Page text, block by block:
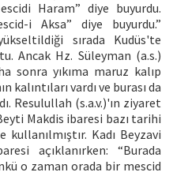
Haram” diye buyurdu.
i Aksa” diye buyurdu.”
sırada Kudüs'te
Ancak Hz. Süleyman (a.s.)
sonra yıkıma maruz kalıp
vardı ve burası da
Resulullah (s.a.v.)'ın ziyaret
Makdis ibaresi bazı tarihi
Kadı Beyzavi
açıklanırken: “Burada
o zaman orada bir mescid